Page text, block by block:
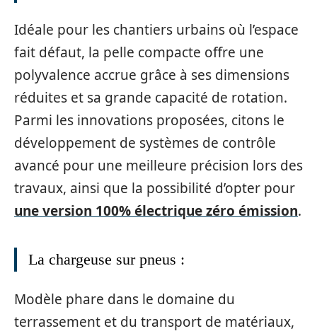
Idéale pour les chantiers urbains où l’espace
fait défaut, la pelle compacte offre une
polyvalence accrue grâce à ses dimensions
réduites et sa grande capacité de rotation.
Parmi les innovations proposées, citons le
développement de systèmes de contrôle
avancé pour une meilleure précision lors des
travaux, ainsi que la possibilité d’opter pour
une version 100% électrique zéro émission.
La chargeuse sur pneus :
Modèle phare dans le domaine du
terrassement et du transport de matériaux,